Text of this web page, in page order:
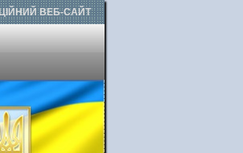
ВЕБ-САЙТ